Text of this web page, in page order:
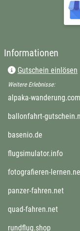
Informationen
Gutschein einlösen
Weitere Erlebnisse:
alpaka-wanderung.com
ballonfahrt-
basenio.de
flugsimulator.info
fotografieren-
panzer-fahren.net
quad-fahren.net
rundflug.shop